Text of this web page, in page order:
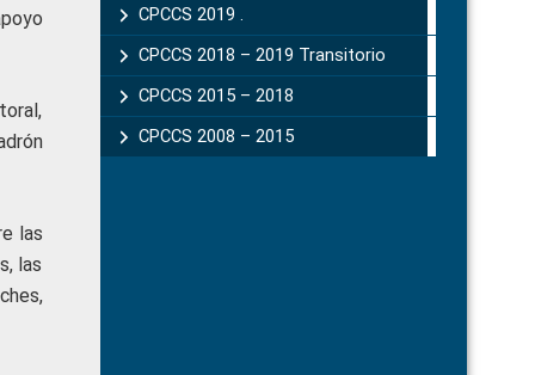
las
las
CPCCS 2019 .
CPCCS 2018 – 2019 Transitorio
CPCCS 2015 – 2018
CPCCS 2008 – 2015